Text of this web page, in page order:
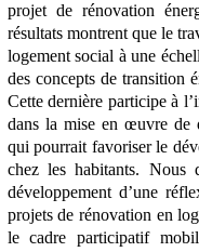
projet de rénovation
résultats montrent que le
logement social à une
des concepts de transition
Cette dernière participe à
dans la mise en œuvre de
qui pourrait favoriser le
chez les habitants. Nous
développement d’une
projets de rénovation en
le cadre participatif